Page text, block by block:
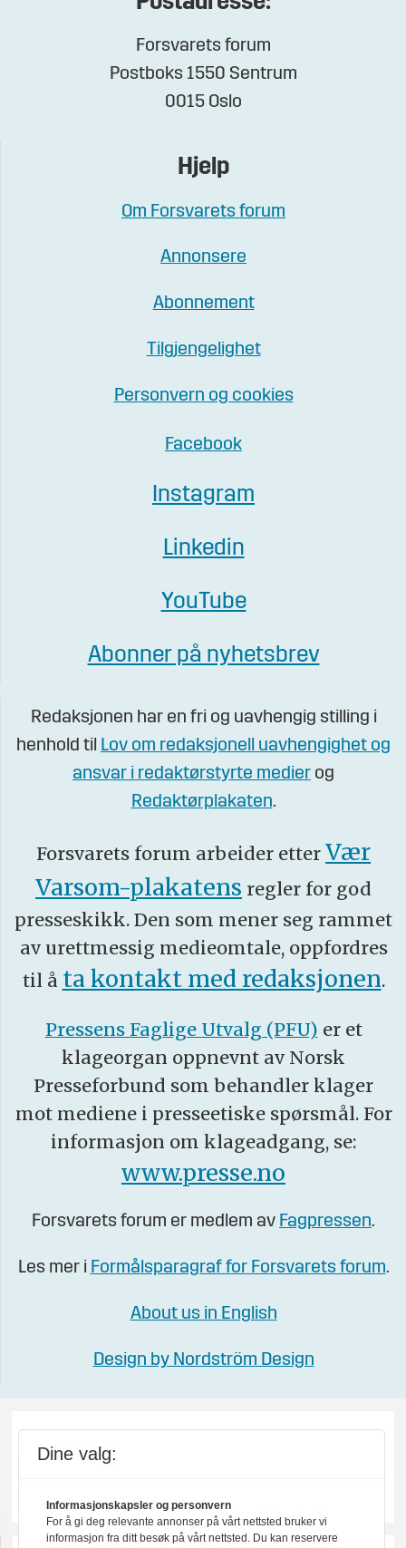
Forsvarets forum
Postboks 1550 Sentrum
0015 Oslo
Hjelp
Om Forsvarets forum
Annonsere
Abonnement
Tilgjengelighet
Personvern og cookies
Facebook
Instagram
Linkedin
YouTube
Abonner på nyhetsbrev
Redaksjonen har en fri og uavhengig stilling i
henhold til Lov om redaksjonell uavhengighet og
ansvar i redaktørstyrte medier og
Redaktørplakaten.
Forsvarets forum arbeider etter Vær
Varsom-plakatens regler for god
presseskikk. Den som mener seg rammet
av urettmessig medieomtale, oppfordres
til å ta kontakt med redaksjonen.
Pressens Faglige Utvalg (PFU) er et
klageorgan oppnevnt av Norsk
Presseforbund som behandler klager
mot mediene i presseetiske spørsmål. For
informasjon om klageadgang, se:
www.presse.no
Forsvarets forum er medlem av Fagpressen.
Les mer i Formålsparagraf for Forsvarets forum.
About us in English
Design by Nordström Design
Dine valg:
Informasjonskapsler og personvern
For å gi deg relevante annonser på vårt nettsted bruker vi
informasjon fra ditt besøk på vårt nettsted. Du kan reservere